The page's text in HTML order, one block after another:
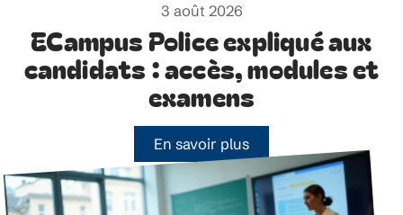
3 août 2026
ECampus Police expliqué aux
candidats : accès, modules et
examens
En savoir plus